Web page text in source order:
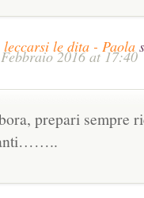
leccarsi le dita - Paola
2016 at 17:40
prepari sempre